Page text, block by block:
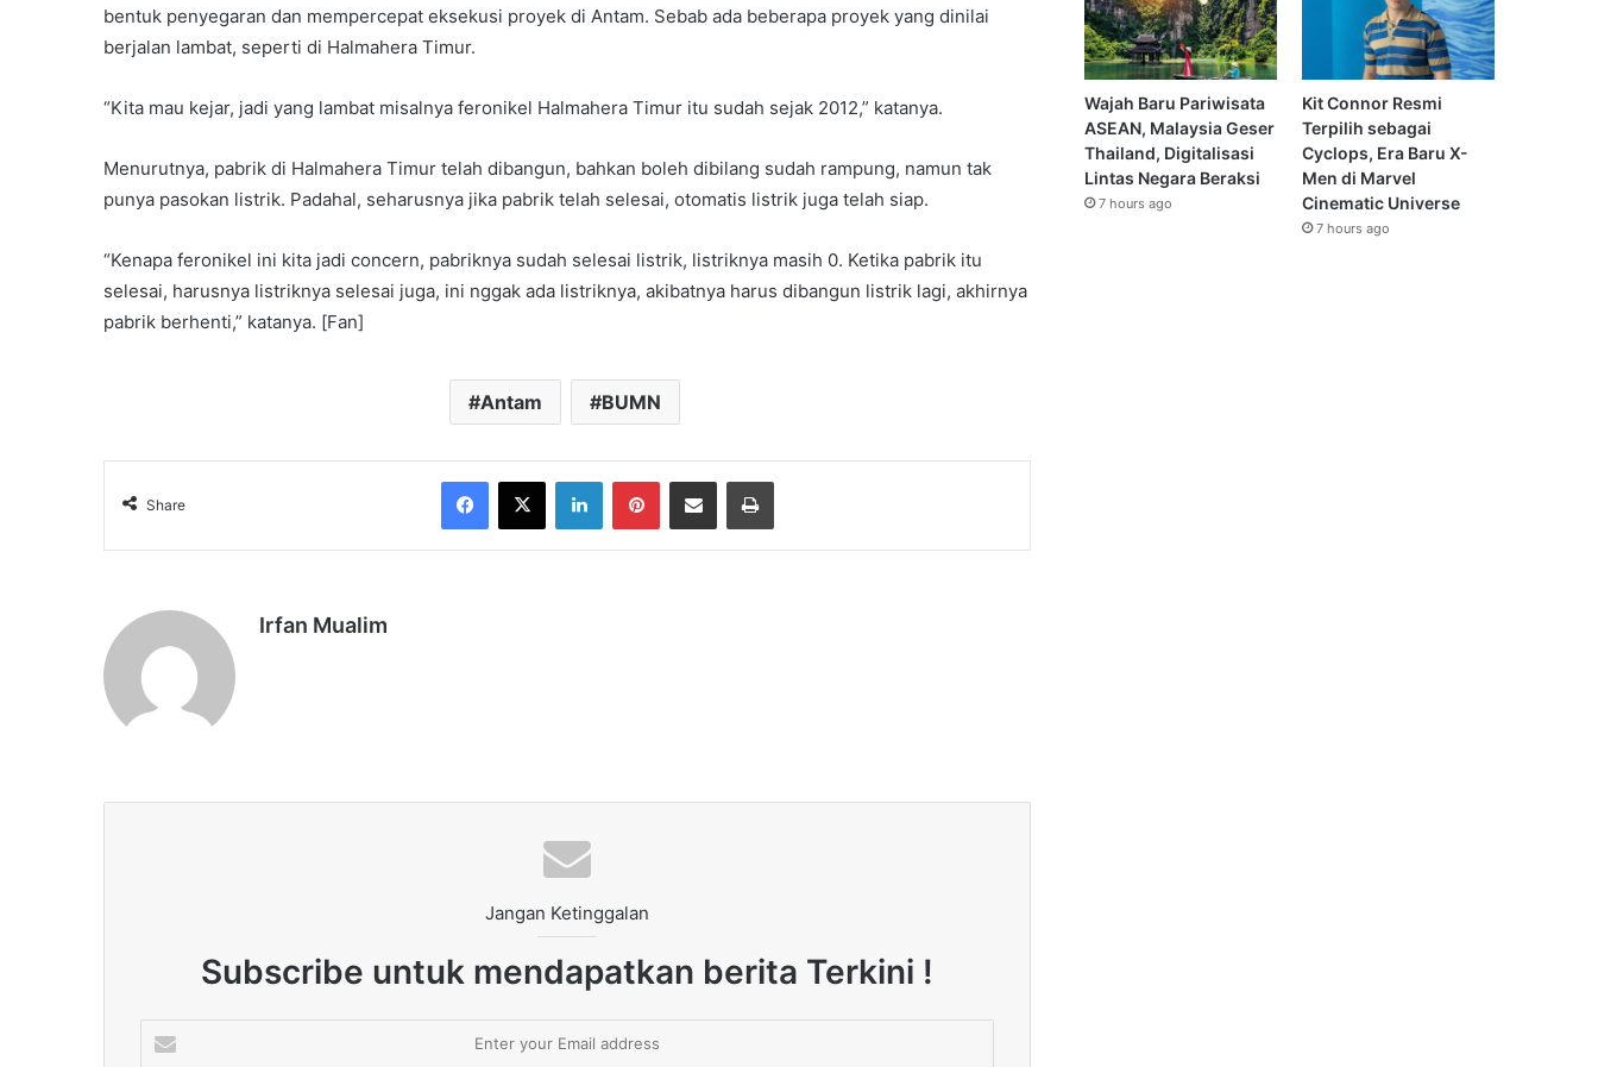
bentuk penyegaran dan mempercepat eksekusi proyek di Antam. Sebab ada beberapa proyek yang dinilai
berjalan lambat, seperti di Halmahera Timur.
“Kita mau kejar, jadi yang lambat misalnya feronikel Halmahera Timur itu sudah sejak 2012,” katanya.
Menurutnya, pabrik di Halmahera Timur telah dibangun, bahkan boleh dibilang sudah rampung, namun tak
punya pasokan listrik. Padahal, seharusnya jika pabrik telah selesai, otomatis listrik juga telah siap.
“Kenapa feronikel ini kita jadi concern, pabriknya sudah selesai listrik, listriknya masih 0. Ketika pabrik itu
selesai, harusnya listriknya selesai juga, ini nggak ada listriknya, akibatnya harus dibangun listrik lagi, akhirnya
pabrik berhenti,” katanya. [Fan]
Antam BUMN
Share
Facebook
X LinkedInPinterestShare via Email Print
Irfan Mualim
Jangan Ketinggalan
Subscribe untuk mendapatkan berita Terkini !
your
Wajah Baru Pariwisata
ASEAN, Malaysia Geser
Thailand, Digitalisasi
Lintas Negara Beraksi
7 hours ago
Kit Connor Resmi
Terpilih sebagai
Cyclops, Era Baru X-
Men di Marvel
Cinematic Universe
7 hours ago